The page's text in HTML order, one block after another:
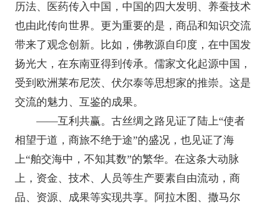
历法、医药传入中国，中国的四大发明、养蚕技术
也由此传向世界。更为重要的是，商品和知识交流
带来了观念创新。比如，佛教源自印度，在中国发
扬光大，在东南亚得到传承。儒家文化起源中国，
受到欧洲莱布尼茨、伏尔泰等思想家的推崇。这是
交流的魅力、互鉴的成果。
——互利共赢。古丝绸之路见证了陆上“使者
相望于道，商旅不绝于途”的盛况，也见证了海
上“舶交海中，不知其数”的繁华。在这条大动脉
上，资金、技术、人员等生产要素自由流动，商
品、资源、成果等实现共享。阿拉木图、撒马尔